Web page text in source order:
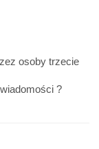
osoby trzecie
?